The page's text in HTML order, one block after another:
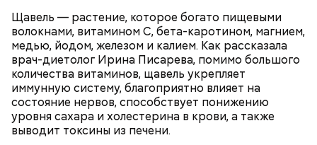
Щавель — растение, которое богато пищевыми
волокнами, витамином С, бета-каротином, магнием,
медью, йодом, железом и калием. Как рассказала
врач-диетолог Ирина Писарева, помимо большого
количества витаминов, щавель укрепляет
иммунную систему, благоприятно влияет на
состояние нервов, способствует понижению
уровня сахара и холестерина в крови, а также
выводит токсины из печени.
Диетолог отметила, что норма потребления